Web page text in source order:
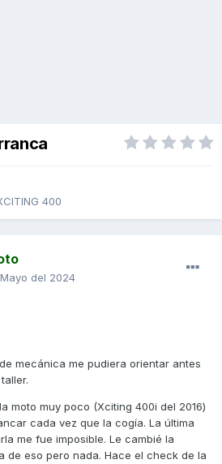
400
del 2024
mecánica me pudiera orientar antes
moto muy poco (Xciting 400i del 2016)
cada vez que la cogía. La última
me fue imposible. Le cambié la
de eso pero nada. Hace el check de la